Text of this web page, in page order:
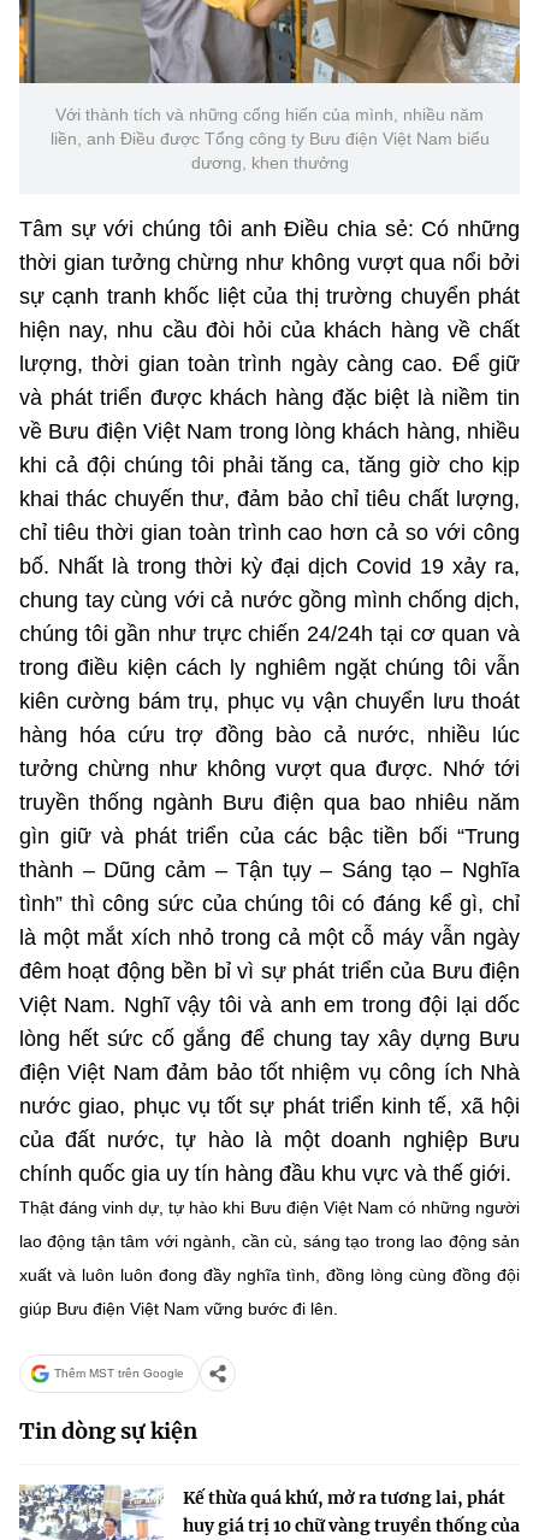
Với thành tích và những cống hiến của mình, nhiều năm
liền, anh Điều được Tổng công ty Bưu điện Việt Nam biểu
dương, khen thưởng
Tâm sự với chúng tôi anh Điều chia sẻ: Có những
thời gian tưởng chừng như không vượt qua nổi bởi
sự cạnh tranh khốc liệt của thị trường chuyển phát
hiện nay, nhu cầu đòi hỏi của khách hàng về chất
lượng, thời gian toàn trình ngày càng cao. Để giữ
và phát triển được khách hàng đặc biệt là niềm tin
về Bưu điện Việt Nam trong lòng khách hàng, nhiều
khi cả đội chúng tôi phải tăng ca, tăng giờ cho kịp
khai thác chuyến thư, đảm bảo chỉ tiêu chất lượng,
chỉ tiêu thời gian toàn trình cao hơn cả so với công
bố. Nhất là trong thời kỳ đại dịch Covid 19 xảy ra,
chung tay cùng với cả nước gồng mình chống dịch,
chúng tôi gần như trực chiến 24/24h tại cơ quan và
trong điều kiện cách ly nghiêm ngặt chúng tôi vẫn
kiên cường bám trụ, phục vụ vận chuyển lưu thoát
hàng hóa cứu trợ đồng bào cả nước, nhiều lúc
tưởng chừng như không vượt qua được. Nhớ tới
truyền thống ngành Bưu điện qua bao nhiêu năm
gìn giữ và phát triển của các bậc tiền bối “Trung
thành – Dũng cảm – Tận tụy – Sáng tạo – Nghĩa
tình” thì công sức của chúng tôi có đáng kể gì, chỉ
là một mắt xích nhỏ trong cả một cỗ máy vẫn ngày
đêm hoạt động bền bỉ vì sự phát triển của Bưu điện
Việt Nam. Nghĩ vậy tôi và anh em trong đội lại dốc
lòng hết sức cố gắng để chung tay xây dựng Bưu
điện Việt Nam đảm bảo tốt nhiệm vụ công ích Nhà
nước giao, phục vụ tốt sự phát triển kinh tế, xã hội
của đất nước, tự hào là một doanh nghiệp Bưu
chính quốc gia uy tín hàng đầu khu vực và thế giới.
Thật đáng vinh dự, tự hào khi Bưu điện Việt Nam có những người
lao động tận tâm với ngành, cần cù, sáng tạo trong lao động sản
xuất và luôn luôn đong đầy nghĩa tình, đồng lòng cùng đồng đội
giúp Bưu điện Việt Nam vững bước đi lên.
Thêm MST trên Google
Tin dòng sự kiện
Kế thừa quá khứ, mở ra tương lai, phát
huy giá trị 10 chữ vàng truyền thống của